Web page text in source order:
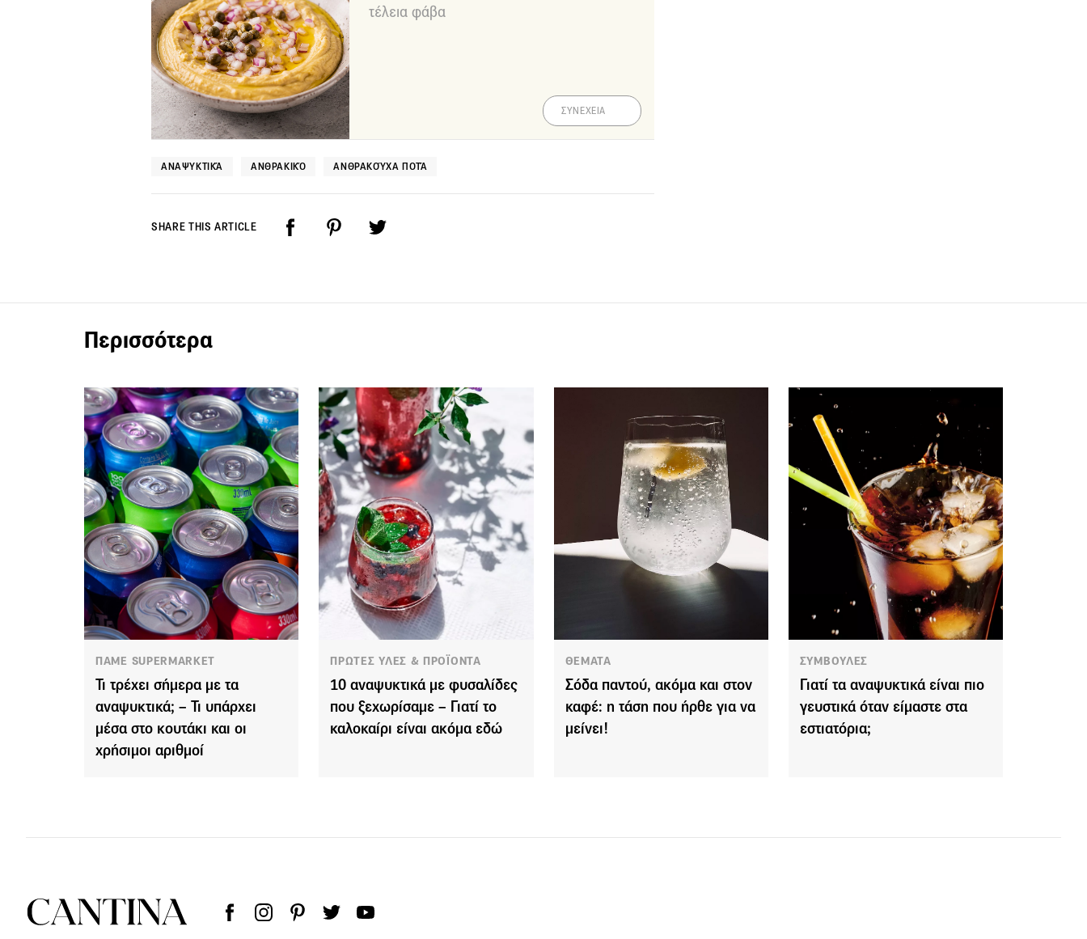
τέλεια φάβα
ΣΥΝΕΧΕΙΑ
ΑΝΑΨΥΚΤΙΚΆ ΑΝΘΡΑΚΙΚΌ ΑΝΘΡΑΚΟΎΧΑ ΠΟΤΆ
SHARE THIS ARTICLE
Περισσότερα
ΠΑΜΕ SUPERMARKET
Τι τρέχει σήμερα με τα
αναψυκτικά; – Τι υπάρχει
μέσα στο κουτάκι και οι
χρήσιμοι αριθμοί
ΠΡΩΤΕΣ ΥΛΕΣ & ΠΡΟΪΟΝΤΑ
10 αναψυκτικά με φυσαλίδες
που ξεχωρίσαμε – Γιατί το
καλοκαίρι είναι ακόμα εδώ
ΘΕΜΑΤΑ
Σόδα παντού, ακόμα και στον
καφέ: η τάση που ήρθε για να
μείνει!
ΣΥΜΒΟΥΛΕΣ
Γιατί τα αναψυκτικά είναι πιο
γευστικά όταν είμαστε στα
εστιατόρια;